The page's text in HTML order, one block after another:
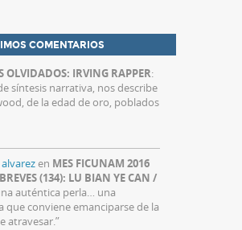
COMENTARIOS
OLVIDADOS: IRVING RAPPER:
síntesis narrativa, nos describe
de la edad de oro, poblados
en MES FICUNAM 2016
(134): LU BIAN YE CAN /
auténtica perla… una
que conviene emanciparse de la
atravesar.”